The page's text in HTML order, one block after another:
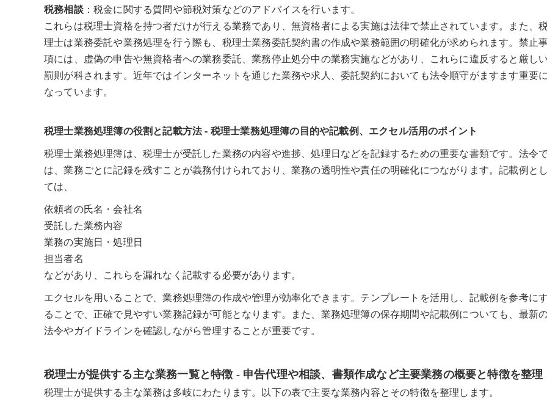
税務相談：税金に関する質問や節税対策などのアドバイスを行います。
これらは税理士資格を持つ者だけが行える業務であり、無資格者による実施は法律で禁止されています。また、
理士は業務委託や業務処理を行う際も、税理士業務委託契約書の作成や業務範囲の明確化が求められます。禁止
項には、虚偽の申告や無資格者への業務委託、業務停止処分中の業務実施などがあり、これらに違反すると厳し
罰則が科されます。近年ではインターネットを通じた業務や求人、委託契約においても法令順守がますます重要
なっています。
税理士業務処理簿の役割と記載方法 - 税理士業務処理簿の目的や記載例、エクセル活用のポイント
税理士業務処理簿は、税理士が受託した業務の内容や進捗、処理日などを記録するための重要な書類です。法令
は、業務ごとに記録を残すことが義務付けられており、業務の透明性や責任の明確化につながります。記載例と
ては、
依頼者の氏名・会社名
受託した業務内容
業務の実施日・処理日
担当者名
などがあり、これらを漏れなく記載する必要があります。
エクセルを用いることで、業務処理簿の作成や管理が効率化できます。テンプレートを活用し、記載例を参考に
ることで、正確で見やすい業務記録が可能となります。また、業務処理簿の保存期間や記載例についても、最新
法令やガイドラインを確認しながら管理することが重要です。
税理士が提供する主な業務一覧と特徴 - 申告代理や相談、書類作成など主要業務の概要と特徴を整理
税理士が提供する主な業務は多岐にわたります。以下の表で主要な業務内容とその特徴を整理します。